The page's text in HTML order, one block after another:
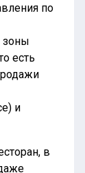
по
зоны
есть
и
в